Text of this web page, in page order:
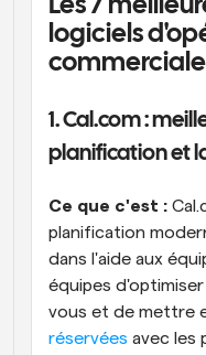
Les 7
logiciels
1. Cal.com :
planification et
Ce que c'est :
planification
dans l'aide aux
équipes
vous et de mettre
réservées avec les